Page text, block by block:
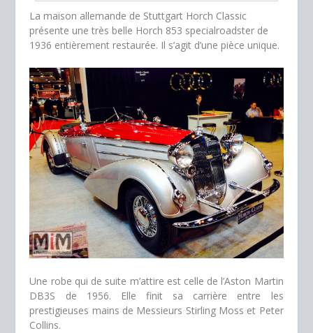
La maison allemande de Stuttgart Horch Classic
présente une très belle Horch 853 specialroadster de
1936 entièrement restaurée. Il s’agit d’une pièce unique.
Une robe qui de suite m’attire est celle de l’Aston Martin
DB3S de 1956. Elle finit sa carrière entre les
prestigieuses mains de Messieurs Stirling Moss et Peter
Collins.